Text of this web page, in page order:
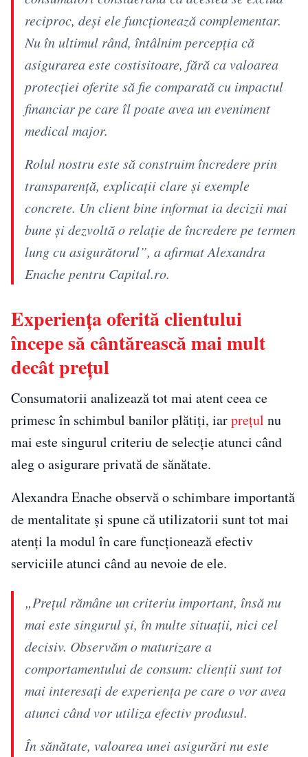
reciproc, deși ele funcționează complementar.
Nu în ultimul rând, întâlnim percepția că
asigurarea este costisitoare, fără ca valoarea
protecției oferite să fie comparată cu impactul
financiar pe care îl poate avea un eveniment
medical major.
Rolul nostru este să construim încredere prin
transparență, explicații clare și exemple
concrete. Un client bine informat ia decizii mai
bune și dezvoltă o relație de încredere pe termen
lung cu asigurătorul”, a afirmat Alexandra
Enache pentru Capital.ro.
Experiența oferită clientului
începe să cântărească mai mult
decât prețul
Consumatorii analizează tot mai atent ceea ce
primesc în schimbul banilor plătiți, iarprețul nu
mai este singurul criteriu de selecție atunci când
aleg o asigurare privată de sănătate.
Alexandra Enache observă o schimbare importantă
de mentalitate și spune că utilizatorii sunt tot mai
atenți la modul în care funcționează efectiv
serviciile atunci când au nevoie de ele.
„Prețul rămâne un criteriu important, însă nu
mai este singurul și, în multe situații, nici cel
decisiv. Observăm o maturizare a
comportamentului de consum: clienții sunt tot
mai interesați de experiența pe care o vor avea
atunci când vor utiliza efectiv produsul.
În sănătate, valoarea unei asigurări nu este